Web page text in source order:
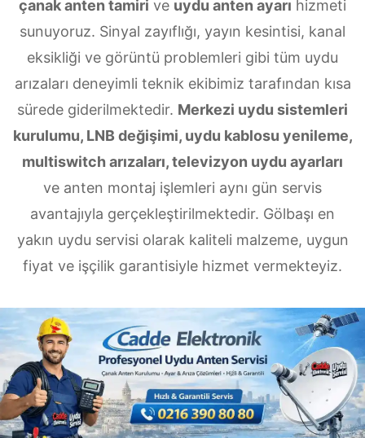
çanak anten tamiri ve uydu anten ayarı hizmeti
sunuyoruz. Sinyal zayıflığı, yayın kesintisi, kanal
eksikliği ve görüntü problemleri gibi tüm uydu
arızaları deneyimli teknik ekibimiz tarafından kısa
sürede giderilmektedir. Merkezi uydu sistemleri
kurulumu, LNB değişimi, uydu kablosu yenileme,
multiswitch arızaları, televizyon uydu ayarları
ve anten montaj işlemleri aynı gün servis
avantajıyla gerçekleştirilmektedir. Gölbaşı en
yakın uydu servisi olarak kaliteli malzeme, uygun
fiyat ve işçilik garantisiyle hizmet vermekteyiz.